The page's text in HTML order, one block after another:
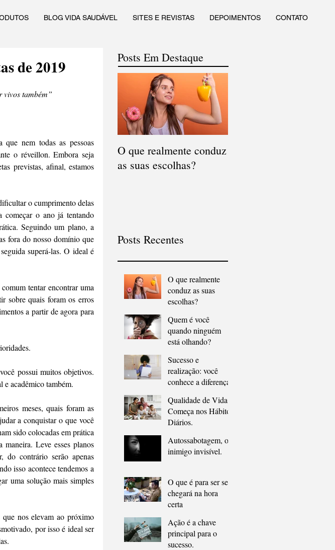
BLOG VIDA SAUDÁVEL SITES E REVISTAS DEPOIMENTOS CONTATO
de 2019
vivos também”
nem todas as pessoas
o réveillon. Embora seja
previstas, afinal, estamos
o cumprimento delas
começar o ano já tentando
Seguindo um plano, a
fora do nosso domínio que
superá-las. O ideal é
tentar encontrar uma
sobre quais foram os erros
a partir de agora para
possui muitos objetivos.
e acadêmico também.
meses, quais foram as
a conquistar o que você
sido colocadas em prática
Leve esses planos
do contrário serão apenas
isso acontece tendemos a
uma solução mais simples
que nos elevam ao próximo
por isso é ideal ser
Posts Em Destaque
O que realmente conduz
as suas escolhas?
Posts Recentes
O que realmente
conduz as suas
escolhas?
Quem é você
quando ninguém
está olhando?
Sucesso e
realização: você
conhece a diferença?
Qualidade de Vida
Começa nos Hábitos
Diários.
Autossabotagem, o
inimigo invisível.
O que é para ser seu
chegará na hora
certa
Ação é a chave
principal para o
sucesso.